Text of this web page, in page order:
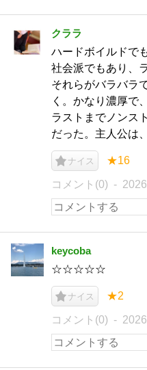
クララ
ハードボイルドで
社会派でもあり、
それらがバラバラ
く。かなり濃厚で
ラストまでノンス
だった。主人公は
ナイス ★16
コメント(0)
keycoba
☆☆☆☆☆
ナイス ★2
コメント(0)